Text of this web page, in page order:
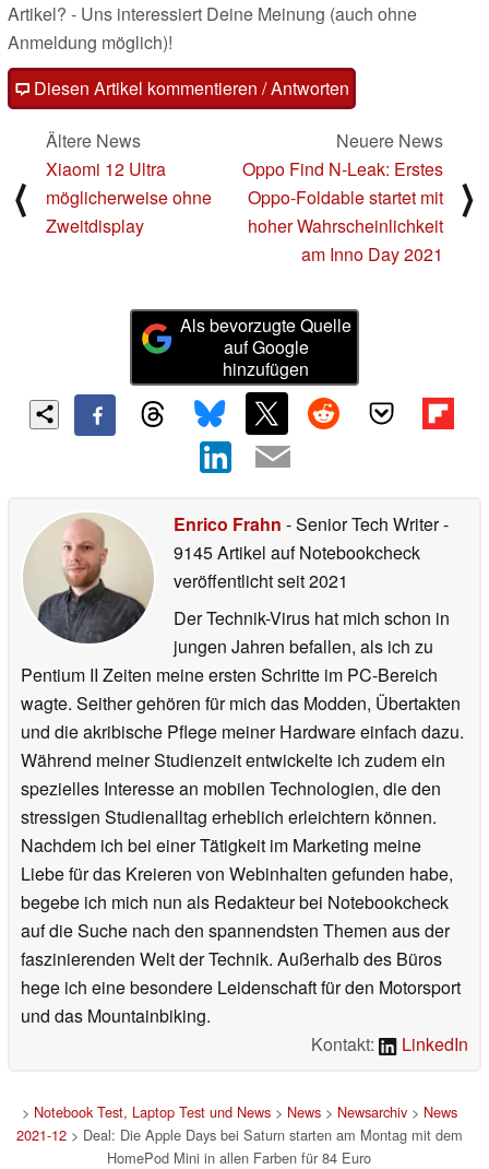
Artikel? - Uns interessiert Deine Meinung (auch ohne
Anmeldung möglich)!
Diesen Artikel kommentieren / Antworten
⟨
Ältere News
Xiaomi 12 Ultra
möglicherweise ohne
Zweitdisplay
Neuere News
Oppo Find N-Leak: Erstes
Oppo-Foldable startet mit
hoher Wahrscheinlichkeit
am Inno Day 2021
⟩
Als bevorzugte Quelle
auf Google
hinzufügen
Enrico Frahn - Senior Tech Writer-
9145 Artikel auf Notebookcheck
veröffentlichtseit 2021
Der Technik-Virus hat mich schon in
jungen Jahren befallen, als ich zu
Pentium II Zeiten meine ersten Schritte im PC-Bereich
wagte. Seither gehören für mich das Modden, Übertakten
und die akribische Pflege meiner Hardware einfach dazu.
Während meiner Studienzeit entwickelte ich zudem ein
spezielles Interesse an mobilen Technologien, die den
stressigen Studienalltag erheblich erleichtern können.
Nachdem ich bei einer Tätigkeit im Marketing meine
Liebe für das Kreieren von Webinhalten gefunden habe,
begebe ich mich nun als Redakteur bei Notebookcheck
auf die Suche nach den spannendsten Themen aus der
faszinierenden Welt der Technik. Außerhalb des Büros
hege ich eine besondere Leidenschaft für den Motorsport
und das Mountainbiking.
Kontakt:
LinkedIn
> Notebook Test, Laptop Test und News> News> Newsarchiv> News
2021-12> Deal: Die Apple Days bei Saturn starten am Montag mit dem
HomePod Mini in allen Farben für 84 Euro